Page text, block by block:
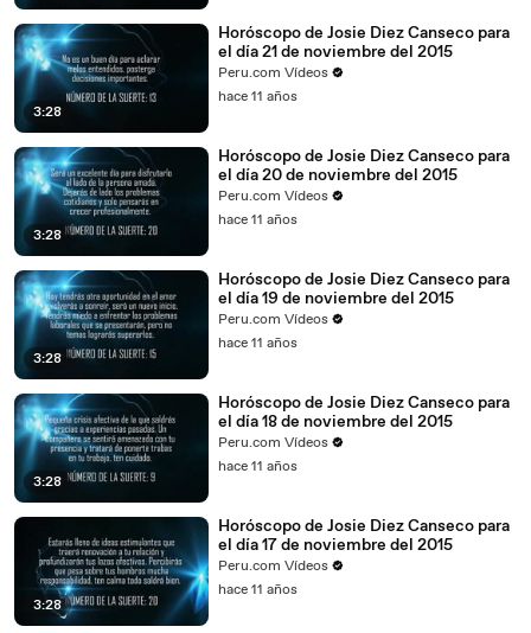
3:28
Horóscopo de Josie Diez Canseco para
el día 21 de noviembre del 2015
Peru.com Vídeos
hace 11 años
3:28
Horóscopo de Josie Diez Canseco para
el día 20 de noviembre del 2015
Peru.com Vídeos
hace 11 años
3:28
Horóscopo de Josie Diez Canseco para
el día 19 de noviembre del 2015
Peru.com Vídeos
hace 11 años
3:28
Horóscopo de Josie Diez Canseco para
el día 18 de noviembre del 2015
Peru.com Vídeos
hace 11 años
3:28
Horóscopo de Josie Diez Canseco para
el día 17 de noviembre del 2015
Peru.com Vídeos
hace 11 años